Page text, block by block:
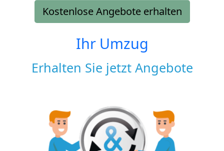
Kostenlose Angebote erhalten
Ihr Umzug
Erhalten Sie jetzt Angebote